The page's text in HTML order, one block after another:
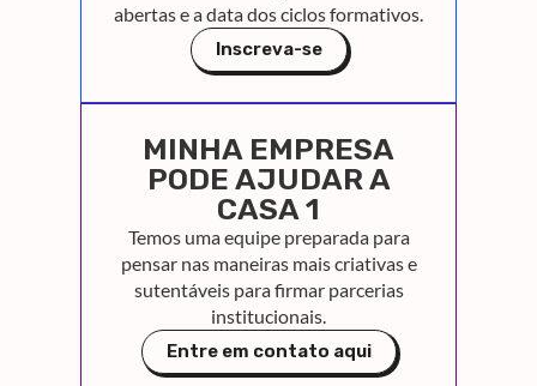
abertas e a data dos ciclos formativos.
Inscreva-se
MINHA EMPRESA
PODE AJUDAR A
CASA 1
Temos uma equipe preparada para
pensar nas maneiras mais criativas e
sutentáveis para firmar parcerias
institucionais.
Entre em contato aqui